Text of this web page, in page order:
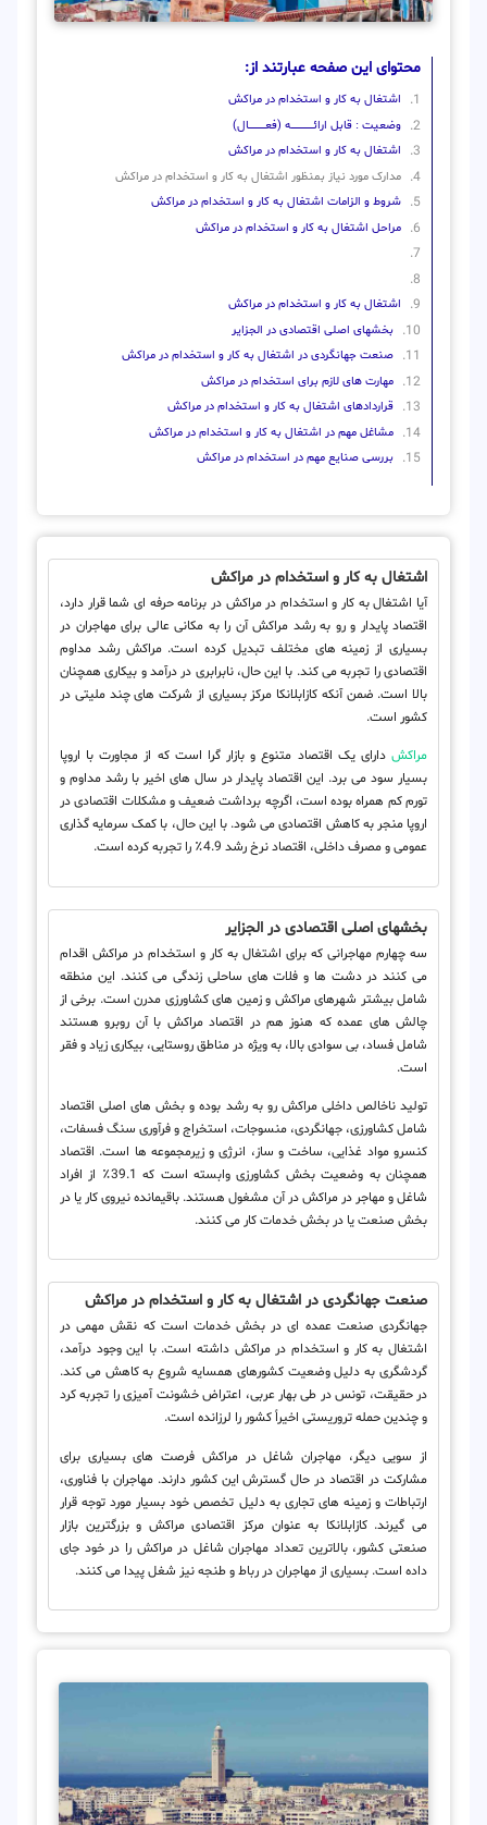
محتوای این صفحه عبارتند از:
اشتغال به کار و استخدام در مراکش
وضعیت : قابل ارائــــــــــــــــــــه (فعـــــــــــــــال)
اشتغال به کار و استخدام در مراکش
مدارک مورد نیاز بمنظور اشتغال به کار و استخدام در مراکش
شروط و الزامات اشتغال به کار و استخدام در مراکش
مراحل اشتغال به کار و استخدام در مراکش
اشتغال به کار و استخدام در مراکش
بخشهای اصلی اقتصادی در الجزایر
صنعت جهانگردی در اشتغال به کار و استخدام در مراکش
مهارت های لازم برای استخدام در مراکش
قراردادهای اشتغال به کار و استخدام در مراکش
مشاغل مهم در اشتغال به کار و استخدام در مراکش
بررسی صنایع مهم در استخدام در مراکش
اشتغال به کار و استخدام در مراکش
آیا اشتغال به کار و استخدام در مراکش در برنامه حرفه ای شما قرار دارد،
اقتصاد پایدار و رو به رشد مراکش آن را به مکانی عالی برای مهاجران در
بسیاری از زمینه های مختلف تبدیل کرده است. مراکش رشد مداوم
اقتصادی را تجربه می کند. با این حال، نابرابری در درآمد و بیکاری همچنان
بالا است. ضمن آنکه کازابلانکا مرکز بسیاری از شرکت های چند ملیتی در
کشور است.
مراکش دارای یک اقتصاد متنوع و بازار گرا است که از مجاورت با اروپا
بسیار سود می برد. این اقتصاد پایدار در سال های اخیر با رشد مداوم و
تورم کم همراه بوده است، اگرچه برداشت ضعیف و مشکلات اقتصادی در
اروپا منجر به کاهش اقتصادی می شود. با این حال، با کمک سرمایه گذاری
عمومی و مصرف داخلی، اقتصاد نرخ رشد 4.9٪ را تجربه کرده است.
بخشهای اصلی اقتصادی در الجزایر
سه چهارم مهاجرانی که برای اشتغال به کار و استخدام در مراکش اقدام
می کنند در دشت ها و فلات های ساحلی زندگی می کنند. این منطقه
شامل بیشتر شهرهای مراکش و زمین های کشاورزی مدرن است. برخی از
چالش های عمده که هنوز هم در اقتصاد مراکش با آن روبرو هستند
شامل فساد، بی سوادی بالا، به ویژه در مناطق روستایی، بیکاری زیاد و فقر
است.
تولید ناخالص داخلی مراکش رو به رشد بوده و بخش های اصلی اقتصاد
شامل کشاورزی، جهانگردی، منسوجات، استخراج و فرآوری سنگ فسفات،
کنسرو مواد غذایی، ساخت و ساز، انرژی و زیرمجموعه ها است. اقتصاد
همچنان به وضعیت بخش کشاورزی وابسته است که 39.1٪ از افراد
شاغل و مهاجر در مراکش در آن مشغول هستند. باقیمانده نیروی کار یا در
بخش صنعت یا در بخش خدمات کار می کنند.
صنعت جهانگردی در اشتغال به کار و استخدام در مراکش
جهانگردی صنعت عمده ای در بخش خدمات است که نقش مهمی در
اشتغال به کار و استخدام در مراکش داشته است. با این وجود درآمد،
گردشگری به دلیل وضعیت کشورهای همسایه شروع به کاهش می کند.
در حقیقت، تونس در طی بهار عربی، اعتراض خشونت آمیزی را تجربه کرد
و چندین حمله تروریستی اخیراً کشور را لرزانده است.
از سویی دیگر، مهاجران شاغل در مراکش فرصت های بسیاری برای
مشارکت در اقتصاد در حال گسترش این کشور دارند. مهاجران با فناوری،
ارتباطات و زمینه های تجاری به دلیل تخصص خود بسیار مورد توجه قرار
می گیرند. کازابلانکا به عنوان مرکز اقتصادی مراکش و بزرگترین بازار
صنعتی کشور، بالاترین تعداد مهاجران شاغل در مراکش را در خود جای
داده است. بسیاری از مهاجران در رباط و طنجه نیز شغل پیدا می کنند.